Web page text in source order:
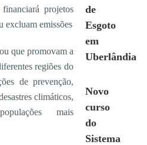
projetos
excluam emissões
que promovam a
regiões do
de prevenção,
climáticos,
mais
de
Esgoto
em
Uberlândia
Novo
curso
do
Sistema